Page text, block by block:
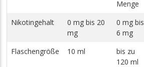
Menge
Nikotingehalt
0 mg bis 20
mg
0 mg bis
6 mg
Flaschengröße
10 ml
bis zu
120 ml